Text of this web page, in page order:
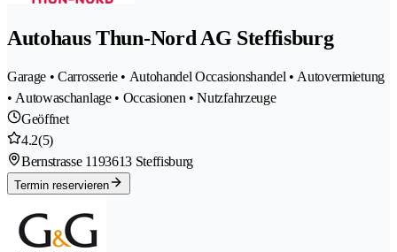
Autohaus Thun-Nord AG Steffisburg
Garage • Carrosserie • Autohandel Occasionshandel • Autovermietung
• Autowaschanlage • Occasionen • Nutzfahrzeuge
Geöffnet
4.2(5)
Bernstrasse 1193613 Steffisburg
Termin reservieren